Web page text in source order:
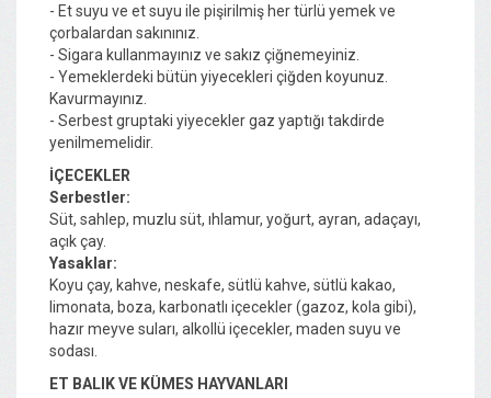
- Et suyu ve et suyu ile pişirilmiş her türlü yemek ve
çorbalardan sakınınız.
- Sigara kullanmayınız ve sakız çiğnemeyiniz.
- Yemeklerdeki bütün yiyecekleri çiğden koyunuz.
Kavurmayınız.
- Serbest gruptaki yiyecekler gaz yaptığı takdirde
yenilmemelidir.
İÇECEKLER
Serbestler:
Süt, sahlep, muzlu süt, ıhlamur, yoğurt, ayran, adaçayı,
açık çay.
Yasaklar:
Koyu çay, kahve, neskafe, sütlü kahve, sütlü kakao,
limonata, boza, karbonatlı içecekler (gazoz, kola gibi),
hazır meyve suları, alkollü içecekler, maden suyu ve
sodası.
ET BALIK VE KÜMES HAYVANLARI